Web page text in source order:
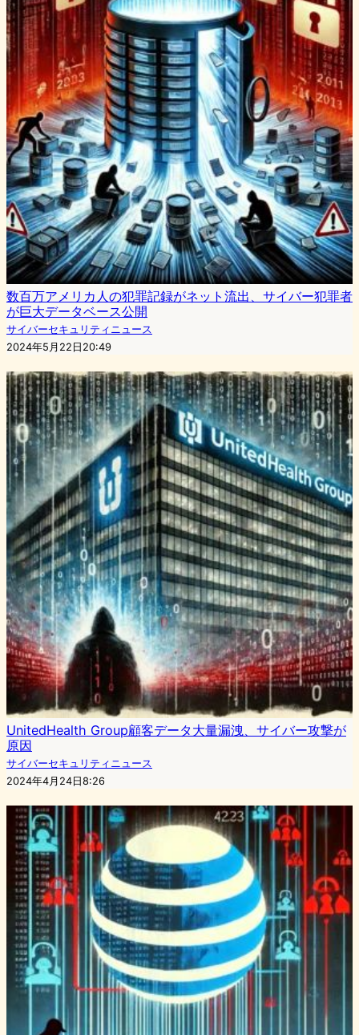
数百万アメリカ人の犯罪記録がネット流出、サイバー犯罪者
が巨大データベース公開
サイバーセキュリティニュース
2024年5月22日20:49
UnitedHealth Group顧客データ大量漏洩、サイバー攻撃が
原因
サイバーセキュリティニュース
2024年4月24日8:26